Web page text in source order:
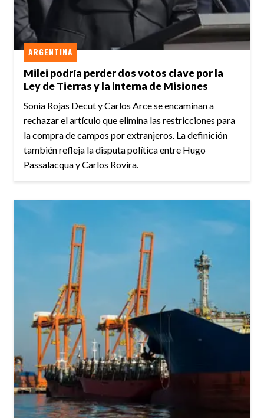
Milei podría perder dos votos clave por la
Ley de Tierras y la interna de Misiones
ARGENTINA
Sonia Rojas Decut y Carlos Arce se encaminan a
rechazar el artículo que elimina las restricciones para
la compra de campos por extranjeros. La definición
también refleja la disputa política entre Hugo
Passalacqua y Carlos Rovira.